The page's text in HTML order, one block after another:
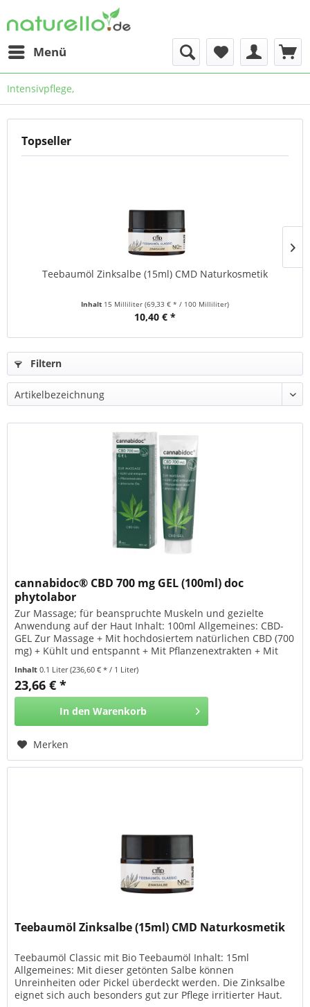
Menü
Intensivpflege,
Topseller
Teebaumöl Zinksalbe (15ml) CMD Naturkosmetik
Inhalt 15 Milliliter (69,33 € * / 100 Milliliter)
10,40 € *
Filtern
cannabidoc® CBD 700 mg GEL (100ml) doc
phytolabor
Zur Massage; für beanspruchte Muskeln und gezielte
Anwendung auf der Haut Inhalt: 100ml Allgemeines: CBD-
GEL Zur Massage + Mit hochdosiertem natürlichen CBD (700
mg) + Kühlt und entspannt + Mit Pflanzenextrakten + Mit
ein konzentriertes Produkt mit hochdosiertem CBD (700 mg
pro Tube) und den pflanzlichen Inhaltsstoffen...
Inhalt0.1 Liter(236,60 € * / 1 Liter)
23,66 € *
In den Warenkorb
Merken
Teebaumöl Zinksalbe (15ml) CMD Naturkosmetik
Teebaumöl Classic mit Bio Teebaumöl Inhalt: 15ml
Allgemeines: Mit dieser getönten Salbe können
Unreinheiten oder Pickel überdeckt werden. Die Zinksalbe
eignet sich auch besonders gut zur Pflege irritierter Haut.